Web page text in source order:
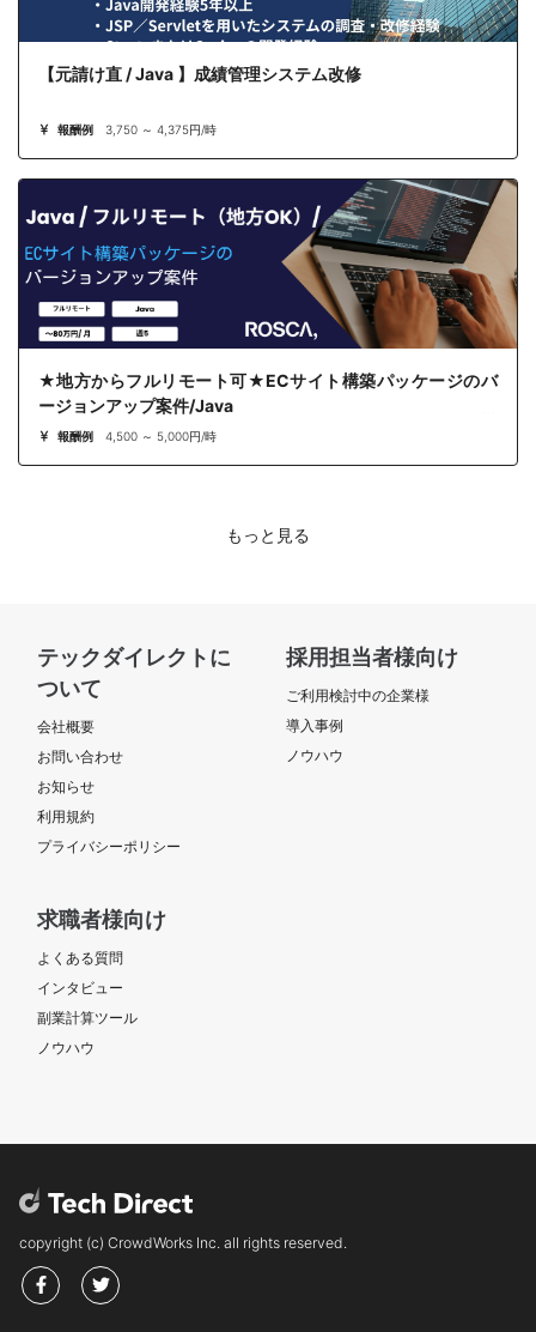
【元請け直 / Java 】成績管理システム改修
報酬例 3,750 ～ 4,375円/時
★地方からフルリモート可★ECサイト構築パッケージのバ
ージョンアップ案件/Java
報酬例 4,500 ～ 5,000円/時
もっと見る
テックダイレクトに
ついて
会社概要
お問い合わせ
お知らせ
利用規約
プライバシーポリシー
採用担当者様向け
ご利用検討中の企業様
導入事例
ノウハウ
求職者様向け
よくある質問
インタビュー
副業計算ツール
ノウハウ
copyright (c) CrowdWorks Inc. all rights reserved.